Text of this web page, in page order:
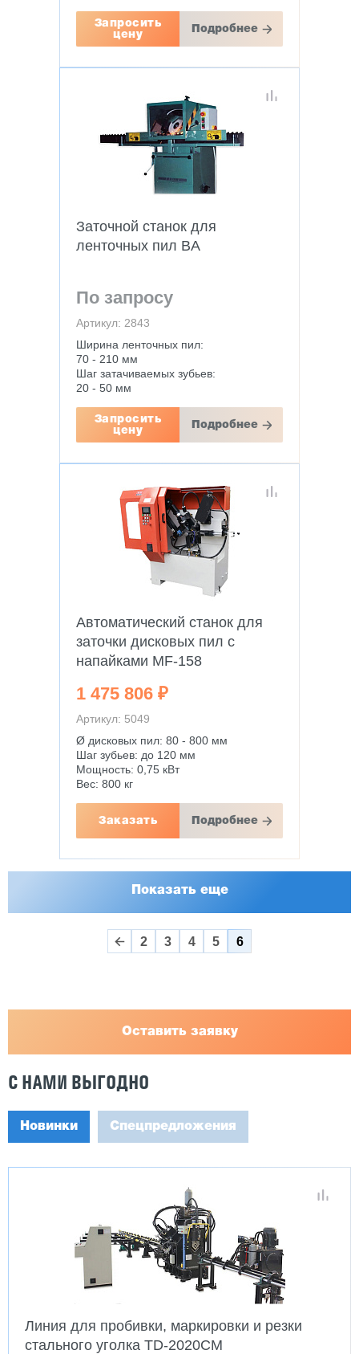
Запросить
цену
Подробнее
Заточной станок для
ленточных пил BA
По запросу
Артикул: 2843
Ширина ленточных пил:
70 - 210 мм
Шаг затачиваемых зубьев:
20 - 50 мм
Запросить
цену
Подробнее
Автоматический станок для
заточки дисковых пил с
напайками MF-158
1 475 806 ₽
Артикул: 5049
Ø дисковых пил: 80 - 800 мм
Шаг зубьев: до 120 мм
Мощность: 0,75 кВт
Вес: 800 кг
Заказать Подробнее
Показать еще
2 3 4 5 6
Оставить заявку
С НАМИ ВЫГОДНО
Новинки Спецпредложения
Линия для пробивки, маркировки и резки
стального уголка TD-2020CM